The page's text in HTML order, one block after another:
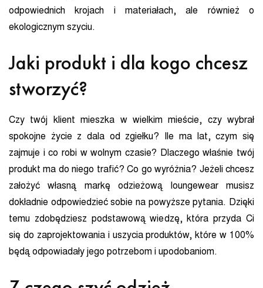
odpowiednich krojach i materiałach, ale również o
ekologicznym szyciu.
Jaki produkt i dla kogo chcesz
stworzyć?
Czy twój klient mieszka w wielkim mieście, czy wybrał
spokojne życie z dala od zgiełku? Ile ma lat, czym się
zajmuje i co robi w wolnym czasie? Dlaczego właśnie twój
produkt ma do niego trafić? Co go wyróżnia? Jeżeli chcesz
założyć własną markę odzieżową loungewear musisz
dokładnie odpowiedzieć sobie na powyższe pytania. Dzięki
temu zdobędziesz podstawową wiedzę, która przyda Ci
się do zaprojektowania i uszycia produktów, które w 100%
będą odpowiadały jego potrzebom i upodobaniom.